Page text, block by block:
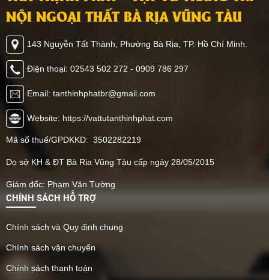
ngờ đến. Hãy cùng Tân
Thịnh Phát khám phá
ngay vật liệu này có thể
ứng dụng như thế nào
nhé.
trang trí không gian nhà
mình, cùng tham khảo
NỘI NGOẠI THẤT BÀ RỊA VŨNG TÀU
143 Nguyễn Tất Thành, Phường Bà Rịa, TP. Hồ Chí Minh.
Điện thoại: 02543 502 272 - 0909 786 297
Email: tanthinhphatbr@gmail.com
Website: https://vattutanthinhphat.com
Mã số thuế/GPDKKD: 3502282219
Do sở KH & ĐT Bà Rịa Vũng Tàu cấp ngày 28/05/2015
Giám đốc: Phạm Văn Tường
CHÍNH SÁCH HỖ TRỢ
Chính sách và Quy định chung
Chính sách vận chuyển
Chính sách thanh toán